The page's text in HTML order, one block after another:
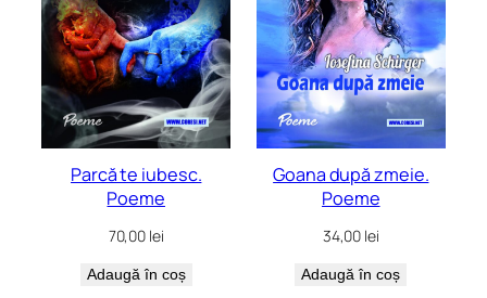
Parcă te iubesc.
Poeme
70,00 lei
Adaugă în coș
Goana după zmeie.
Poeme
34,00 lei
Adaugă în coș